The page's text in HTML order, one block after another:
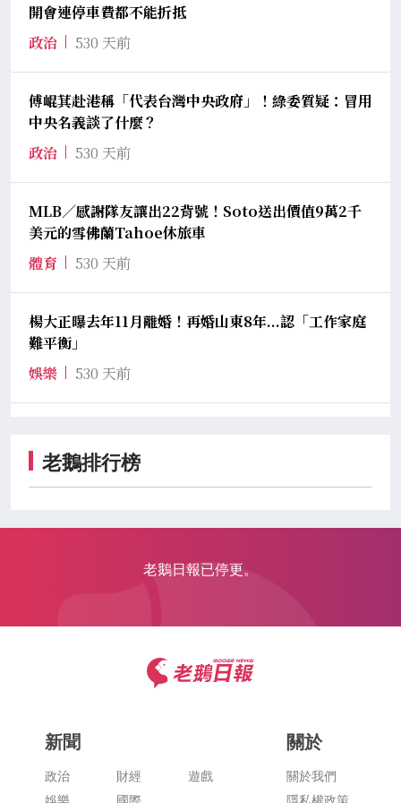
開會連停車費都不能折抵
政治
530 天前
傅崐萁赴港稱「代表台灣中央政府」！綠委質疑：冒用
中央名義談了什麼？
政治
530 天前
MLB／感謝隊友讓出22背號！Soto送出價值9萬2千
美元的雪佛蘭Tahoe休旅車
體育
530 天前
楊大正曝去年11月離婚！再婚山東8年...認「工作家庭
難平衡」
娛樂
530 天前
老鵝排行榜
老鵝日報已停更。
新聞
政治
財經
遊戲
關於
關於我們